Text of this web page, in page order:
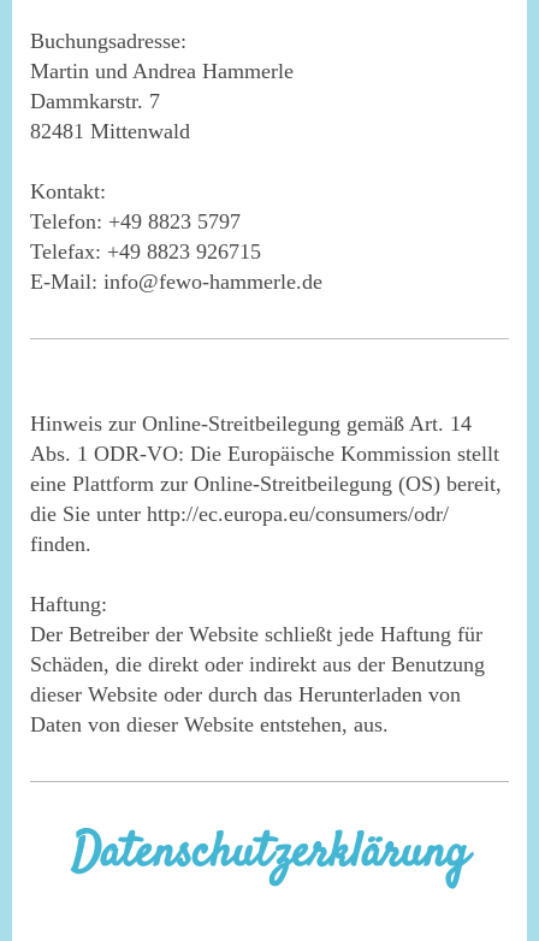
Buchungsadresse:
Martin und Andrea Hammerle
Dammkarstr. 7
82481 Mittenwald
Kontakt:
Telefon: +49 8823 5797
Telefax: +49 8823 926715
E-Mail: info@fewo-hammerle.de
Hinweis zur Online-Streitbeilegung gemäß Art. 14
Abs. 1 ODR-VO: Die Europäische Kommission stellt
eine Plattform zur Online-Streitbeilegung (OS) bereit,
die Sie unter http://ec.europa.eu/consumers/odr/
finden.
Haftung:
Der Betreiber der Website schließt jede Haftung für
Schäden, die direkt oder indirekt aus der Benutzung
dieser Website oder durch das Herunterladen von
Daten von dieser Website entstehen, aus.
Datenschutzerklärung